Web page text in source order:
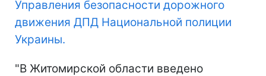
Управления безопасности дорожного
движения ДПД Национальной полиции
Украины.
"В Житомирской области введено